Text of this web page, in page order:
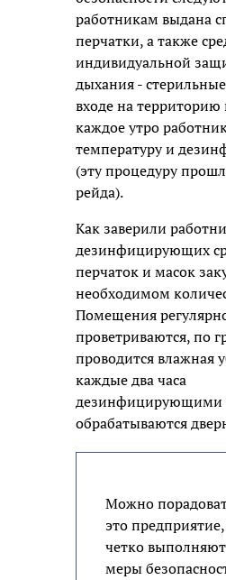
работникам выдана
перчатки, а также
индивидуальной
дыхания -
входе на территорию
каждое утро
температуру и
(эту процедуру
рейда).
Как заверили
дезинфицирующих
перчаток и масок
необходимом
Помещения
проветриваются, по
проводится влажная
каждые два часа
дезинфицирующими
обрабатываются
Можно
это предприятие,
четко
меры